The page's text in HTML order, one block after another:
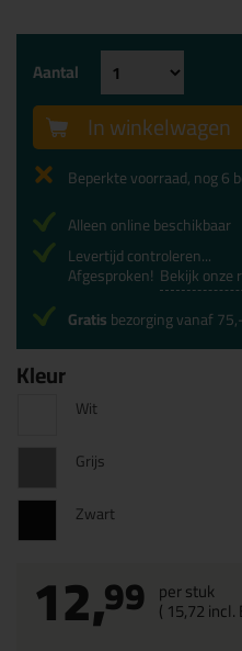
Kleur
Wit
Grijs
Zwart
12,99 per stuk
( 15,72incl.
Aantal
In winkelwagen
Beperkte voorraad, nog 6
Alleen online beschikbaar
Levertijd controleren...
Afgesproken! Bekijk onze
Gratisbezorging vanaf 75,-